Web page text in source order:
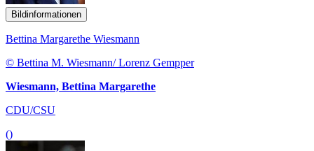
Bildinformationen
Bettina Margarethe Wiesmann
© Bettina M. Wiesmann/ Lorenz Gempper
Wiesmann, Bettina Margarethe
CDU/CSU
()